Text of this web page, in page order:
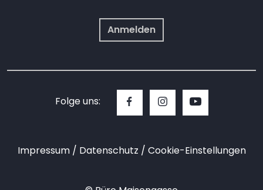
Anmelden
Folge uns:
Impressum Datenschutz Cookie-Einstellungen